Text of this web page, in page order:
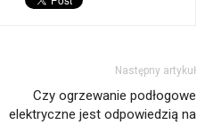
Następny artykuł
Czy ogrzewanie podłogowe
elektryczne jest odpowiedzią na